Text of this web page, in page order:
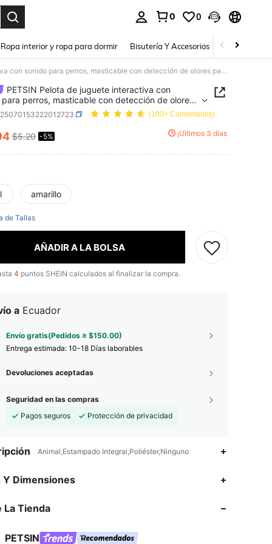
0 0
Ropa interior y ropa para dormir Bisutería Y Accesorios Zapatos
PETSIN Pelota de juguete interactiva con sonido para perros, masticable con detección de olores para perros pequeños y medianos, juguete de entrenamiento para aliviar el aburrimiento para cachorros y mascotas
PETSIN Pelota de juguete interactiva con
para perros, masticable con detección de olores
pequeños y medianos, juguete de
para aliviar el aburrimiento para
y mascotas
(100+ Comentarios)
AND AVAILABILITY
$5.20 -5% ¡Últimos 3 días
amarillo
de Tallas
AÑADIR A LA BOLSA
4 puntos SHEIN calculados al finalizar la compra.
a Ecuador
Envío gratis(Pedidos ≥ $150.00)
Entrega estimada: 10-18 Días laborables
Devoluciones aceptadas
Seguridad en las compras
Pagos seguros
Protección de privacidad
Animal,Estampado Integral,Poliéster,Ninguno
Y Dimensiones
La Tienda
PETSIN
4.87
4.87
8.3K
217K